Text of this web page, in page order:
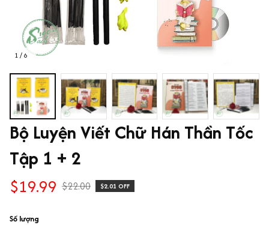
1 / 6
Bộ Luyện Viết Chữ Hán Thần Tốc
Tập 1 + 2
$19.99 $22.00 $2.01 OFF
Số lượng